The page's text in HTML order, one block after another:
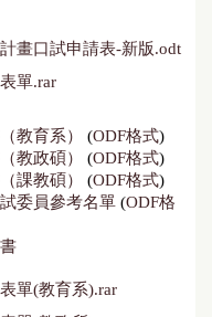
畫口試申請表-新版.odt
單.rar
教育系） (ODF格式)
教政碩） (ODF格式)
課教碩） (ODF格式)
委員參考名單 (ODF格
單(教育系).rar